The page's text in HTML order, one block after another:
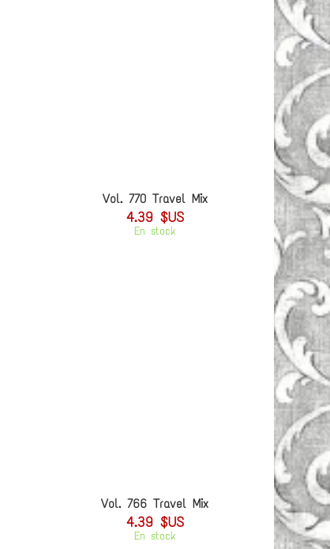
Vol. 770 Travel Mix
4.39 $US
En stock
Vol. 766 Travel Mix
4.39 $US
En stock